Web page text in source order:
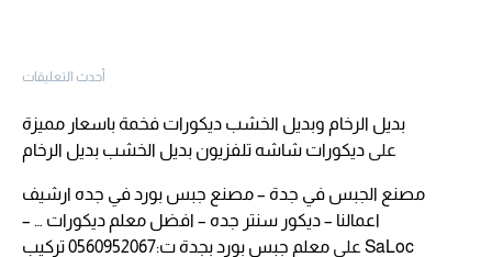
أحدث التعليقات
بديل الرخام وبديل الخشب ديكورات فخمة باسعار مميزة
على ديكورات شاشه تلفزيون بديل الخشب بديل الرخام
مصنع الجبس في جدة – مصنع جبس بورد في جده ارشيف
اعمالنا – ديكور سنتر جده – افضل معلم ديكورات … –
SaLoc على
معلم جبس بورد بجدة ت:0560952067 تركيب